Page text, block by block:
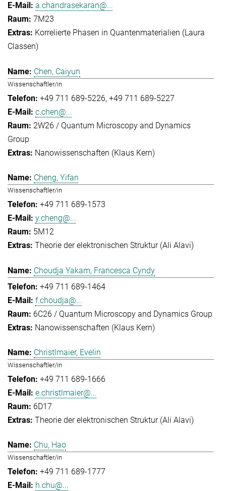
a.chandrasekaran@...
7M23
Korrelierte Phasen in Quantenmaterialien (Laura
Classen)
Chen, Caiyun
Wissenschaftler/in
+49 711 689-5226 +49 711 689-5227
c.chen@...
2W26 / Quantum Microscopy and Dynamics
Group
Nanowissenschaften (Klaus Kern)
Cheng, Yifan
Wissenschaftler/in
+49 711 689-1573
y.cheng@...
5M12
Theorie der elektronischen Struktur (Ali Alavi)
Choudja Yakam, Francesca Cyndy
+49 711 689-1464
f.choudja@...
6C26 / Quantum Microscopy and Dynamics Group
Nanowissenschaften (Klaus Kern)
Christlmaier, Evelin
Wissenschaftler/in
+49 711 689-1666
e.christlmaier@...
6D17
Theorie der elektronischen Struktur (Ali Alavi)
Chu, Hao
Wissenschaftler/in
+49 711 689-1777
h.chu@...